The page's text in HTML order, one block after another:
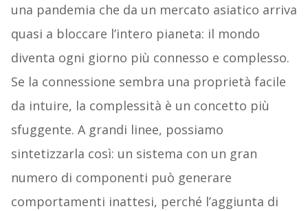
una pandemia che da un mercato asiatico arriva
quasi a bloccare l’intero pianeta: il mondo
diventa ogni giorno più connesso e complesso.
Se la connessione sembra una proprietà facile
da intuire, la complessità è un concetto più
sfuggente. A grandi linee, possiamo
sintetizzarla così: un sistema con un gran
numero di componenti può generare
comportamenti inattesi, perché l’aggiunta di